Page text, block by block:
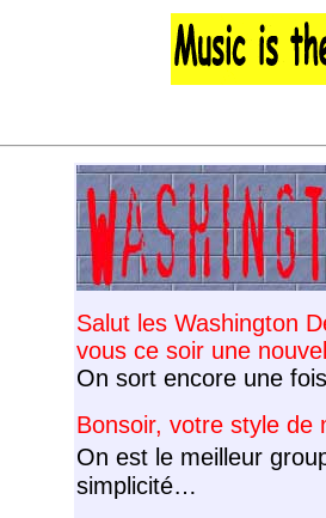
Salut les Washington
vous ce soir une
On sort encore une
Bonsoir, votre style de
On est le meilleur
simplicité…